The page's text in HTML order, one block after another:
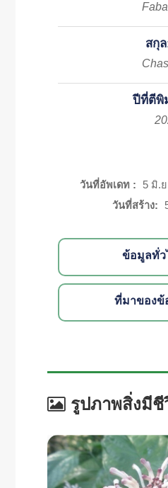
สกุ
ปีที่ตีพิ
วันที่อัพเดท :
5 มิ.
วันที่สร้าง:
ข้อมูลทั่ว
ที่มาของข้
รูปภาพสิ่งมีชี